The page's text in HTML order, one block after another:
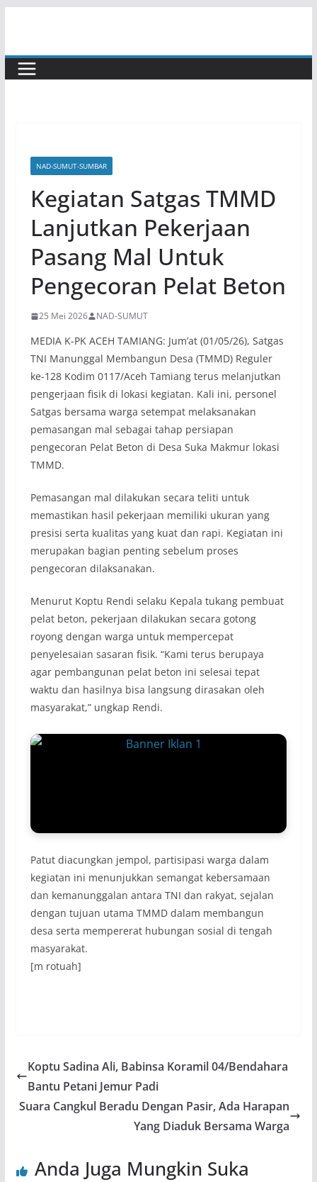
content
NAD-SUMUT-SUMBAR
Kegiatan Satgas TMMD
Lanjutkan Pekerjaan
Pasang Mal Untuk
Pengecoran Pelat Beton
25 Mei 2026 NAD-SUMUT
MEDIA K-PK ACEH TAMIANG: Jum’at (01/05/26), Satgas
TNI Manunggal Membangun Desa (TMMD) Reguler
ke-128 Kodim 0117/Aceh Tamiang terus melanjutkan
pengerjaan fisik di lokasi kegiatan. Kali ini, personel
Satgas bersama warga setempat melaksanakan
pemasangan mal sebagai tahap persiapan
pengecoran Pelat Beton di Desa Suka Makmur lokasi
TMMD.
Pemasangan mal dilakukan secara teliti untuk
memastikan hasil pekerjaan memiliki ukuran yang
presisi serta kualitas yang kuat dan rapi. Kegiatan ini
merupakan bagian penting sebelum proses
pengecoran dilaksanakan.
Menurut Koptu Rendi selaku Kepala tukang pembuat
pelat beton, pekerjaan dilakukan secara gotong
royong dengan warga untuk mempercepat
penyelesaian sasaran fisik. “Kami terus berupaya
agar pembangunan pelat beton ini selesai tepat
waktu dan hasilnya bisa langsung dirasakan oleh
masyarakat,” ungkap Rendi.
Patut diacungkan jempol, partisipasi warga dalam
kegiatan ini menunjukkan semangat kebersamaan
dan kemanunggalan antara TNI dan rakyat, sejalan
dengan tujuan utama TMMD dalam membangun
desa serta mempererat hubungan sosial di tengah
masyarakat.
[m rotuah]
Koptu Sadina Ali, Babinsa Koramil 04/Bendahara
Bantu Petani Jemur Padi
Suara Cangkul Beradu Dengan Pasir, Ada Harapan
Yang Diaduk Bersama Warga
Anda Juga Mungkin Suka